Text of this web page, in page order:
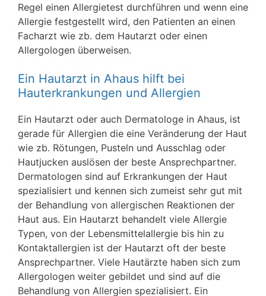
Regel einen Allergietest durchführen und wenn eine
Allergie festgestellt wird, den Patienten an einen
Facharzt wie zb. dem Hautarzt oder einen
Allergologen überweisen.
Ein Hautarzt in Ahaus hilft bei
Hauterkrankungen und Allergien
Ein Hautarzt oder auch Dermatologe in Ahaus, ist
gerade für Allergien die eine Veränderung der Haut
wie zb. Rötungen, Pusteln und Ausschlag oder
Hautjucken auslösen der beste Ansprechpartner.
Dermatologen sind auf Erkrankungen der Haut
spezialisiert und kennen sich zumeist sehr gut mit
der Behandlung von allergischen Reaktionen der
Haut aus. Ein Hautarzt behandelt viele Allergie
Typen, von der Lebensmittelallergie bis hin zu
Kontaktallergien ist der Hautarzt oft der beste
Ansprechpartner. Viele Hautärzte haben sich zum
Allergologen weiter gebildet und sind auf die
Behandlung von Allergien spezialisiert. Ein